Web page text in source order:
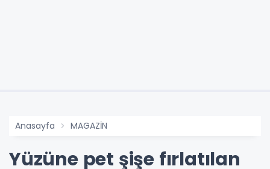
Anasayfa MAGAZİN
Yüzüne pet şişe fırlatılan